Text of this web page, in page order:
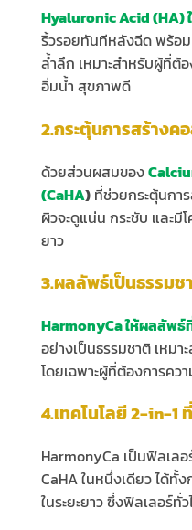
Hyaluronic Acid (HA)
ริ้วรอยทันทีหลังฉีด พร้อ
ล้ำลึก เหมาะสำหรับผู้ที่ต้
อิ่มน้ำ สุขภาพดี
2.กระตุ้นการสร้างค
ด้วยส่วนผสมของ
(CaHA) ที่ช่วยกระตุ้นกา
ผิวจะดูแน่น กระชับ และมี
ยาว
3.ผลลัพธ์เป็นธรรมช
HarmonyCa ให้ผลลัพ
อย่างเป็นธรรมชาติ เหม
โดยเฉพาะผู้ที่ต้องการคว
4.เทคโนโลยี 2-in-1
HarmonyCa เป็นฟิลเล
CaHA ในหนึ่งเดียว ได้ทั้
ในระยะยาว ซึ่งฟิลเลอร์ทั่